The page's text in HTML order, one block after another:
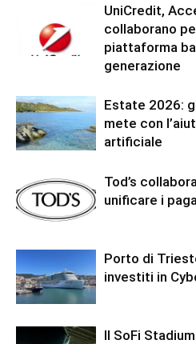
UniCredit,
collaborano
piattaforma
generazione
Estate 2026:
mete con
artificiale
Tod’s
unificare i
Porto di
investiti in
Il SoFi